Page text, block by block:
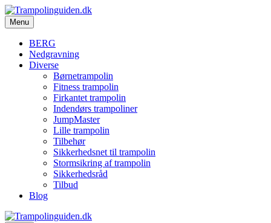
Menu
BERG
Nedgravning
Diverse
Børnetrampolin
Fitness trampolin
Firkantet trampolin
Indendørs trampoliner
JumpMaster
Lille trampolin
Tilbehør
Sikkerhedsnet til trampolin
Stormsikring af trampolin
Sikkerhedsråd
Tilbud
Blog